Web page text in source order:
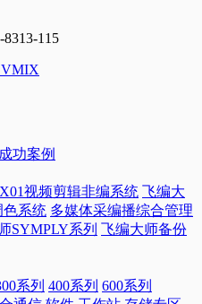
8313-115
成功案例
视频剪辑非编系统 飞编大
色系统 多媒体采编播综合管理
SYMPLY系列 飞编大师备份
系列 400系列 600系列